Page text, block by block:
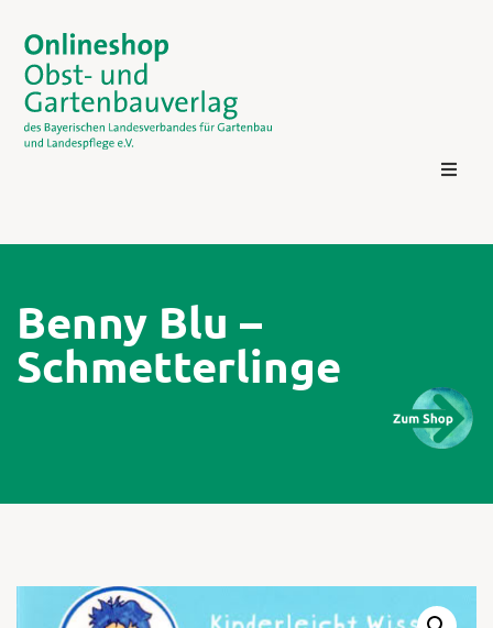
Kontakt
Benny Blu –
Schmetterlinge